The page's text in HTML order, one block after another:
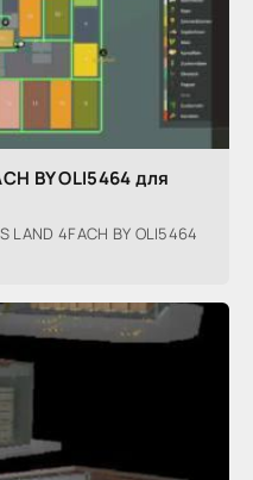
BY OLI5464 для
LAND 4FACH BY OLI5464